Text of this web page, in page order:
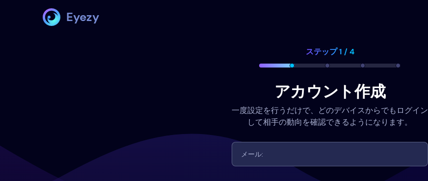
Eyezy
ステップ 1 / 4
アカウント作成
一度設定を行うだけで、どのデバイスからでもログイン
して相手の動向を確認できるようになります。